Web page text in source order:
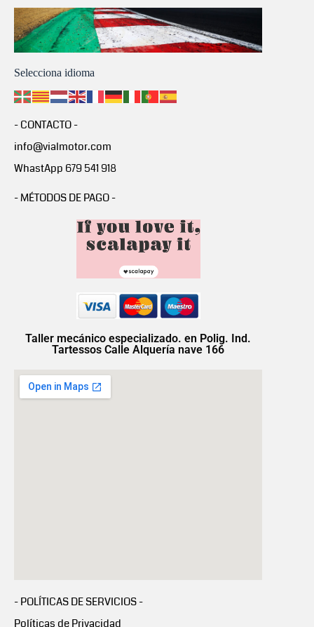
Selecciona idioma
- CONTACTO -
info@vialmotor.com
WhastApp 679 541 918
- MÉTODOS DE PAGO -
Taller mecánico especializado. en Polig. Ind.
Tartessos Calle Alquería nave 166
- POLÍTICAS DE SERVICIOS -
Políticas de Privacidad